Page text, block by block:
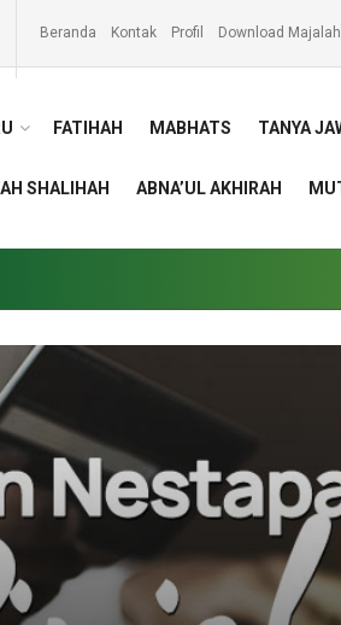
Beranda Kontak Profil Download Majalah
FATIHAH MABHATS TANYA
SHALIHAH ABNA’UL AKHIRAH